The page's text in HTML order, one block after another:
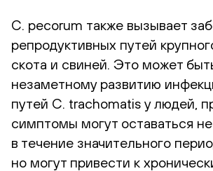
C. pecorum также вызывает
репродуктивных путей
скота и свиней. Это может
незаметному развитию
путей C. trachomatis у людей,
симптомы могут оставаться
в течение значительного
но могут привести к